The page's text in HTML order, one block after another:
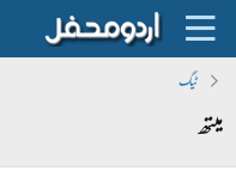
ٹیگ
میتھ